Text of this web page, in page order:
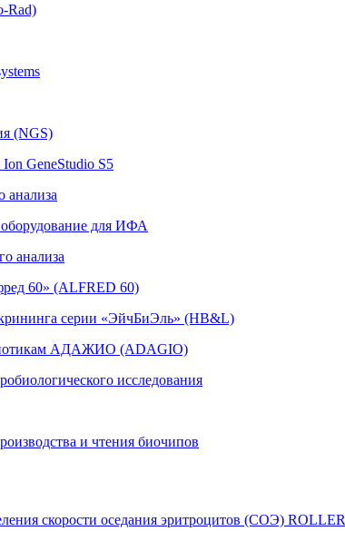
Rad)
(NGS)
GeneStudio S5
анализа
оборудование для ИФА
анализа
60» (ALFRED 60)
серии «ЭйчБиЭль» (HB&L)
АДАЖИО (ADAGIO)
исследования
и чтения биочипов
скорости оседания эритроцитов (СОЭ) ROLLER